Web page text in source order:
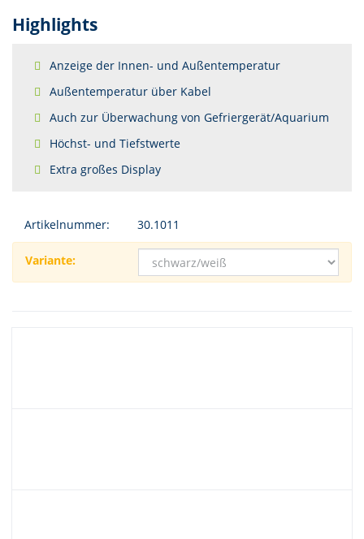
Highlights
Anzeige der Innen- und Außentemperatur
Außentemperatur über Kabel
Auch zur Überwachung von Gefriergerät/Aquarium
Höchst- und Tiefstwerte
Extra großes Display
Artikelnummer: 30.1011
Variante: